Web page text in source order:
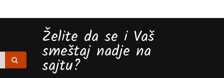
Želite da se i Vaš
smeštaj nadje na
sajtu?